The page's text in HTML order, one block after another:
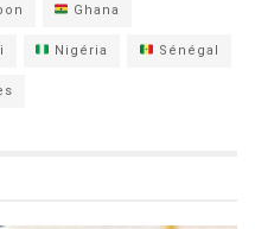
Ghana
Nigéria Sénégal